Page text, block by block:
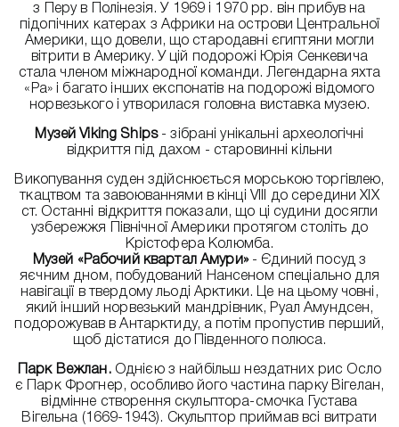
з Перу в Полінезія. У 1969 і 1970 рр. він прибув на
підопічних катерах з Африки на острови Центральної
Америки, що довели, що стародавні єгиптяни могли
вітрити в Америку. У цій подорожі Юрія Сенкевича
стала членом міжнародної команди. Легендарна яхта
«Ра» і багато інших експонатів на подорожі відомого
норвезького і утворилася головна виставка музею.
Музей Viking Ships- зібрані унікальні археологічні
відкриття під дахом - старовинні кільни
Викопування суден здійснюється морською торгівлею,
ткацтвом та завоюваннями в кінці VIII до середини ХІХ
ст. Останні відкриття показали, що ці судини досягли
узбережжя Північної Америки протягом століть до
Крістофера Колюмба.
Музей «Рабочий квартал Амури»- Єдиний посуд з
яєчним дном, побудований Нансеном спеціально для
навігації в твердому льоді Арктики. Це на цьому човні,
який інший норвезький мандрівник, Руал Амундсен,
подорожував в Антарктиду, а потім пропустив перший,
щоб дістатися до Південного полюса.
Парк Вежлан.Однією з найбільш нездатних рис Осло
є Парк Фрогнер, особливо його частина парку Вігелан,
відмінне створення скульптора-смочка Густава
Вігельна (1669-1943). Скульптор приймав всі витрати